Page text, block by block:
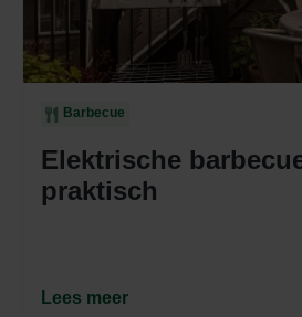
Barbecue
Elektrische
praktisch
Lees meer